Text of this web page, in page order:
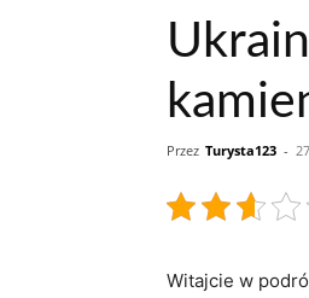
Przez Turysta123 -
Witajcie w